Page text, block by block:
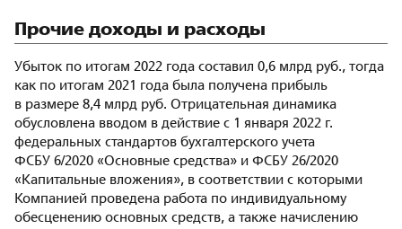
Прочие доходы и расходы
Убыток по итогам 2022 года составил 0,6 млрд руб., тогда
как по итогам 2021 года была получена прибыль
в размере 8,4 млрд руб. Отрицательная динамика
обусловлена вводом в действие с 1 января 2022 г.
федеральных стандартов бухгалтерского учета
ФСБУ 6/2020 «Основные средства» и ФСБУ 26/2020
«Капитальные вложения», в соответствии с которыми
Компанией проведена работа по индивидуальному
обесценению основных средств, а также начислению